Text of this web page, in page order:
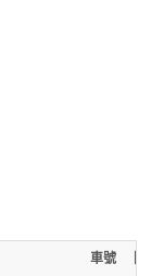
車號